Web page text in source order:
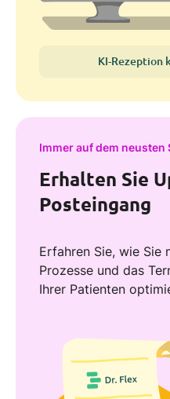
KI-Rezeption
Immer auf dem neusten
Erhalten Sie
Posteingang
Erfahren Sie, wie Sie
Prozesse und das
Ihrer Patienten